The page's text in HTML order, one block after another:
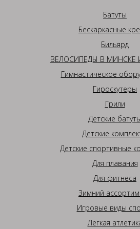
Батуты
Бескаркасные
Бильярд
ВЕЛОСИПЕДЫ В МИНСКЕ
Гимнастическое
Гироскутеры
Грили
Детские
Детские
Детские спортивные
Для плавания
Для фитнеса
Зимний
Игровые виды
Легкая